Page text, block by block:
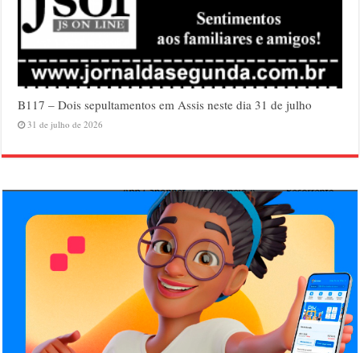
B117 – Dois sepultamentos em Assis neste dia 31 de julho
31 de julho de 2026